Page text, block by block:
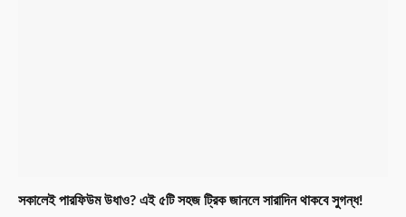
সকালেই পারফিউম উধাও? এই ৫টি সহজ ট্রিক জানলে সারাদিন থাকবে সুগন্ধ!